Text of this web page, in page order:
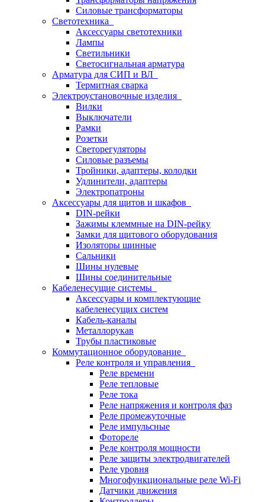
Силовые трансформаторы
Светотехника
Аксессуары светотехники
Лампы
Светильники
Светосигнальная арматура
Арматура для СИП и ВЛ
Термитная сварка
Электроустановочные изделия
Вилки
Выключатели
Рамки
Розетки
Светорегуляторы
Силовые разъемы
Тройники, адаптеры, колодки
Удлинители, адаптеры
Электропатроны
Аксессуары для щитов и шкафов
DIN-рейки
Зажимы клеммные на DIN-рейку
Замки для щитового оборудования
Изоляторы шинные
Сальники
Шины нулевые
Шины соединительные
Кабеленесущие системы
Аксессуары и комплектующие
кабеленесущих систем
Кабель-каналы
Металлорукав
Трубы пластиковые
Коммутационное оборудование
Реле контроля и управления
Реле времени
Реле тепловые
Реле тока
Реле напряжения и контроля фаз
Реле промежуточные
Реле импульсные
Фотореле
Реле контроля мощности
Реле защиты электродвигателей
Реле уровня
Многофункциональные реле Wi-Fi
Датчики движения